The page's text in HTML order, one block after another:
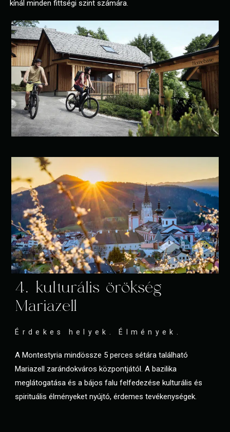
kínál minden fittségi szint számára.
4. kulturális örökség
Mariazell
Érdekes helyek. Élmények.
A Montestyria mindössze 5 perces sétára található
Mariazell zarándokváros központjától. A bazilika
meglátogatása és a bájos falu felfedezése kulturális és
spirituális élményeket nyújtó, érdemes tevékenységek.